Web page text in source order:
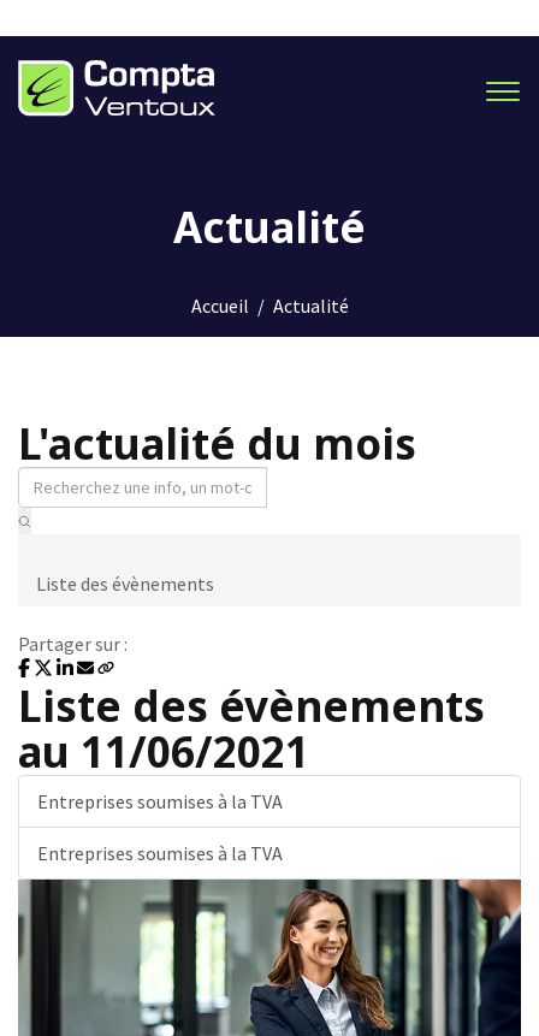
Actualité
Accueil / Actualité
L'actualité du mois
Liste des évènements
Partager sur :
Liste des évènements
au 11/06/2021
Entreprises soumises à la TVA
Entreprises soumises à la TVA